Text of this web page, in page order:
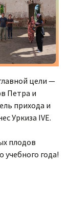
цели —
Петра и
прихода и
Уркиза IVE.
плодов
года!